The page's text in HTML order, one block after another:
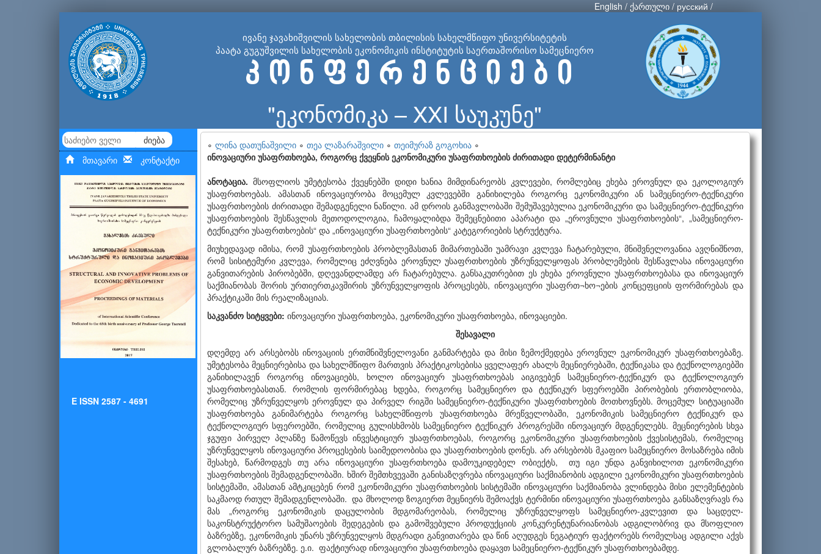
English / ქართული / русский /
ივანე ჯავახიშვილის სახელობის თბილისის სახელმწიფო უნივერსიტეტის
პაატა გუგუშვილის სახელობის ეკონომიკის ინსტიტუტის საერთაშორისო სამეცნიერო
კ ო ნ ფ ე რ ე ნ ც ი ე ბ ი
"ეკონომიკა – XXI საუკუნე"
ძიება
მთავარი კონტაქტი
E ISSN 2587 - 4691
∘ ლინა დათუნაშვილი ∘ თეა ლაზარაშვილი ∘ თეიმურაზ გოგოხია ∘
ინოვაციური უსაფრთხოება, როგორც ქვეყნის ეკონომიკური უსაფრთხოების ძირითადი დეტერმინანტი
ანოტაცია. მსოფლიოს უმეტესობა ქვეყნებში დიდი ხანია მიმდინარეობს კვლევები, რომლებიც ეხება ეროვნულ და ეკოლოგიურ
უსაფრთხოებას. ამასთან ინოვაციურობა მოცემულ კვლევებში განიხილება როგორც ეკონომიკური ან სამეცნიერო-ტექნიკური
უსაფრთხოების ძირითადი შემადგენელი ნაწილი. ამ დროის განმავლობაში შემუშავებულია ეკონომიკური და სამეცნიერო-ტექნიკური
უსაფრთხოების შესწავლის მეთოდოლოგია, ჩამოყალიბდა შემეცნებითი აპარატი და „ეროვნული უსაფრთხოების“, „სამეცნიერო-
ტექნიკური უსაფრთხოების“ და „ინოვაციური უსაფრთხოების“ კატეგორიების სტრუქტურა.
მიუხედავად იმისა, რომ უსაფრთხოების პრობლემასთან მიმართებაში უამრავი კვლევა ჩატარებული, მნიშვნელოვანია ავღნიშნოთ,
რომ სისიტემური კვლევა, რომელიც ეძღვნება ეროვნულ უსაფრთხოების უზრუნველყოფას პრობლემების შესწავლასა ინოვაციური
განვითარების პირობებში, დღევანდლამდე არ ჩატარებულა. განსაკუთრებით ეს ეხება ეროვნული უსაფრთხოებასა და ინოვაციურ
საქმიანობას შორის ურთიერთკავშირის უზრუნველყოფის პროცესებს, ინოვაციური უსაფრთ¬ხო¬ების კონცეფციის ფორმირებას და
პრაქტიკაში მის რეალიზაციას.
საკვანძო სიტყვები: ინოვაციური უსაფრთხოება, ეკონომიკური უსაფრთხოება, ინოვაციები.
შესავალი
დღემდე არ არსებობს ინოვაციის ერთმნიშვნელოვანი განმარტება და მისი ზემოქმედება ეროვნულ ეკონომიკურ უსაფრთხოებაზე.
უმეტესობა მეცნიერებისა და სახელმწიფო მართვის პრაქტიკოსებისა ყველაფერ ახალს მეცნიერებაში, ტექნიკასა და ტექნოლოგიებში
განიხილავენ როგორც ინოვაციებს, ხოლო ინოვაციურ უსაფრთხო­ებას აიგივებენ სამეცნიერო-ტექნიკურ და ტექნოლოგიურ
უსაფრთხოებასთან. რომ­ლის ფორმირებაც ხდება, როგორც სამეცნიერო და ტექნიკურ სფეროებში პირობების ერთობლიობა,
რომელიც უზრუნველყოს ეროვნულ და პირველ რიგში სამეცნიერო-ტექნიკური უსაფრთხოების მოთხოვნებს. მოცემულ სიტუაციაში
უსაფრთხოება განიმარტება როგორც სახელმწიფოს უსაფრთხოება მრეწველობაში, ეკონომიკის სამეცნიერო ტექნიკურ და
ტექნოლოგიურ სფეროებში, რომელიც გულისხმობს სამეცნიერო ტექნიკურ პროგრესში ინოვაციურ მდგენელებს. მეცნიერების სხვა
ჯგუფი პირველ პლანზე წამოწევს ინვესტიციურ უსაფრთხოებას, როგორც ეკონომიკური უსაფრთხოების ქვესისტემას, რომელიც
უზრუნველყოს ინოვაციური პროცესების საიმედოობისა და უსაფრთხოების დონეს. არ არსებობს მკაფიო სამეცნიერო მოსაზრება იმის
შესახებ, წარმოდგეს თუ არა ინოვაციური უსაფრთხოება დამოუკიდებელ ობიექტს, თუ იგი უნდა განვიხილოთ ეკონომიკური
უსაფრთხოე­ბის შემადგენლობაში. ხშირ შემთხვევაში განისაზღვრება ინოვაციური საქმიანობის ადგილი ეკონომიკური უსაფრთხოების
სისტემაში, ამასთან ამტკიცებენ რომ ეკო­ნომიკური უსაფრთხოების სისტემაში ინოვაციური საქმიანობა ვლინდება მისი ელემენტების
საკმაოდ რთულ შემადგენლობაში. და მხოლოდ ზოგიერთ მეცნიერს შემოაქვს ტერმინი ინოვაციური უსაფრთხოება განსაზღვრავს რა
მას „როგორც ეკონომიკის დაცულობის მდგომარეობას, რომელიც უზრუნველყოფს სამეცნიერო-კვლევით და საცდელ-
საკონსტრუქტორო სამუშაოების შედეგების და გამოშვებული პროდუქციის კონკურენტუნარიანობას ადგილობრივ და მსოფლიო
ბაზრებზე, ეკონომიკის უნარს უზრუნველყოს მდგრადი განვითარება და წინ აღუდგეს ნეგა­ტიურ ფაქტორებს რომელსაც ადგილი აქვს
გლობალურ ბაზრებზე. ე.ი. ფაქტიურად ინოვაციური უსაფრთხოება დაყავთ სამეცნიერო-ტექნიკურ უსაფრთხოებამდე.